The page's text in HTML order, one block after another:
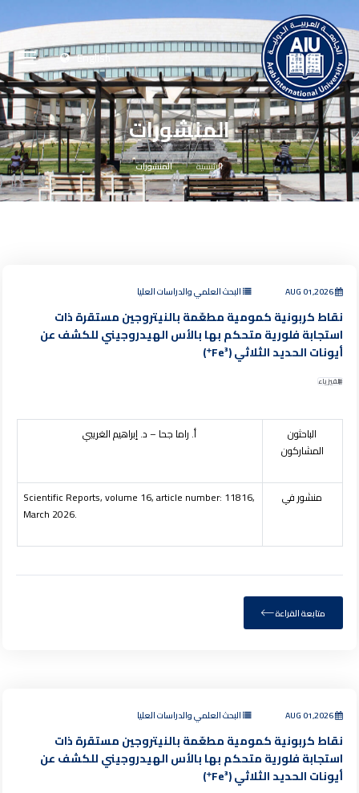
English
المنشورات
الرئيسية المنشورات
AUG 01,2026 البحث العلمي والدراسات العليا
نقاط كربونية كمومية مطعّمة بالنيتروجين مستقرة ذات
استجابة فلورية متحكم بها بالأس الهيدروجيني للكشف عن
أيونات الحديد الثلاثي (Fe³⁺)
الفيزياء
الباحثون
المشاركون
أ. راما جحا – د. إبراهيم الغريبي
منشور في
Scientific Reports, volume 16, article number: 11816,
March 2026.
متابعة القراءة
AUG 01,2026 البحث العلمي والدراسات العليا
نقاط كربونية كمومية مطعّمة بالنيتروجين مستقرة ذات
استجابة فلورية متحكم بها بالأس الهيدروجيني للكشف عن
أيونات الحديد الثلاثي (Fe³⁺)